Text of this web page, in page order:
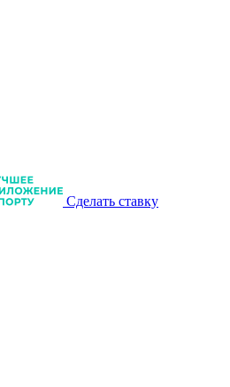
Сделать ставку